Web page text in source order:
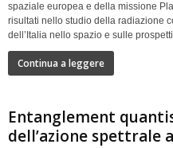
spaziale europea e della missione
risultati nello studio della radiazione
dell’Italia nello spazio e sulle
Continua a leggere
Entanglement
dell’azione spettrale